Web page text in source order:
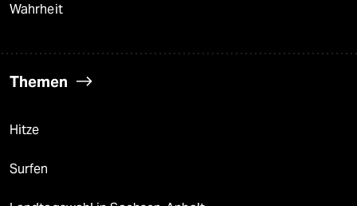
Wahrheit
Themen
Hitze
Surfen